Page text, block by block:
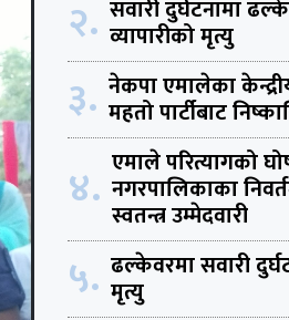
२. सवारी दुर्घटनामा
व्यापारीको मृत्यु
३. नेकपा एमालेका
महतो पार्टीबाट
४. एमाले परित्यागको
नगरपालिकाका
स्वतन्त्र उम्मेदवारी
५. ढल्केवरमा सवारी
मृत्यु